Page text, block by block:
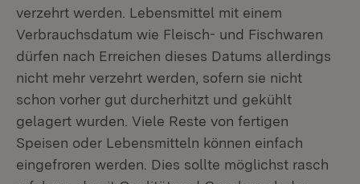
verzehrt werden. Lebensmittel mit einem
Verbrauchsdatum wie Fleisch- und Fischwaren
dürfen nach Erreichen dieses Datums allerdings
nicht mehr verzehrt werden, sofern sie nicht
schon vorher gut durcherhitzt und gekühlt
gelagert wurden. Viele Reste von fertigen
Speisen oder Lebensmitteln können einfach
eingefroren werden. Dies sollte möglichst rasch